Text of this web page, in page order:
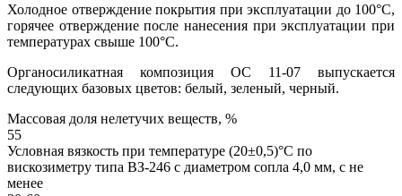
Холодное отверждение покрытия при эксплуатации до 100°С,
горячее отверждение после нанесения при эксплуатации при
температурах свыше 100°С.
Органосиликатная композиция ОС 11-07 выпускается
следующих базовых цветов: белый, зеленый, черный.
Массовая доля нелетучих веществ, %
55
Условная вязкость при температуре (20±0,5)°С по
вискозиметру типа ВЗ-246 с диаметром сопла 4,0 мм, с не
менее